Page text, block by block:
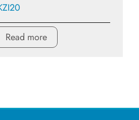
Read more